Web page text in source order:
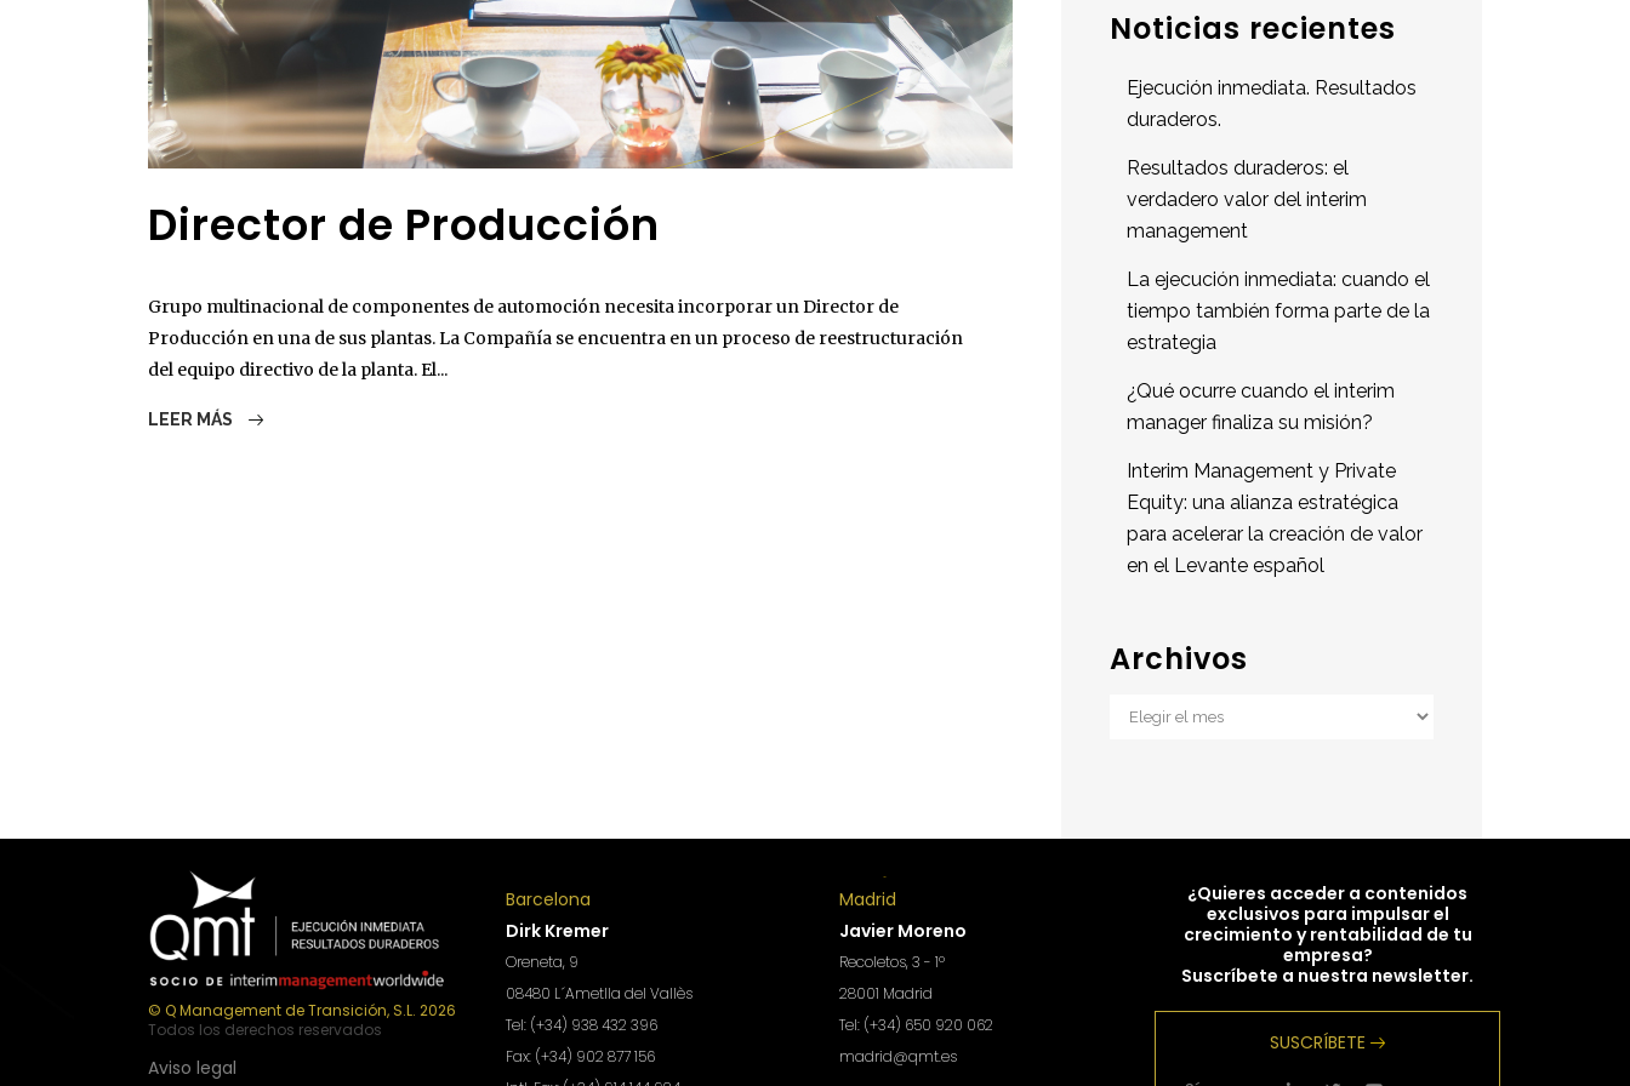
Director de Producción
Grupo multinacional de componentes de automoción necesita incorporar un Director de
Producción en una de sus plantas. La Compañía se encuentra en un proceso de reestructuración
del equipo directivo de la planta. El...
LEER MÁS
Noticias recientes
Ejecución inmediata. Resultados
duraderos.
Resultados duraderos: el
verdadero valor del interim
management
La ejecución inmediata: cuando el
tiempo también forma parte de la
estrategia
¿Qué ocurre cuando el interim
manager finaliza su misión?
Interim Management y Private
Equity: una alianza estratégica
para acelerar la creación de valor
en el Levante español
Archivos
Archivos
© Q Management de Transición, S.L. 2026
Todos los derechos reservados
Aviso legal
Barcelona
Dirk Kremer
Oreneta, 9
08480 L´Ametlla del Vallès
Tel: (+34) 938 432 396
Fax: (+34) 902 877 156
Madrid
Javier Moreno
Recoletos, 3 - 1º
28001 Madrid
Tel: (+34) 650 920 062
madrid@qmt.es
¿Quieres acceder a contenidos
exclusivos para impulsar el
crecimiento y rentabilidad de tu
empresa?
Suscríbete a nuestra newsletter.
SUSCRÍBETE